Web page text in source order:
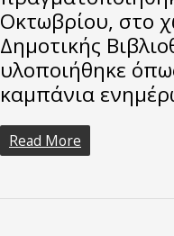
Οκτωβρίου, στο
Δημοτικής
υλοποιήθηκε
καμπάνια
Read More